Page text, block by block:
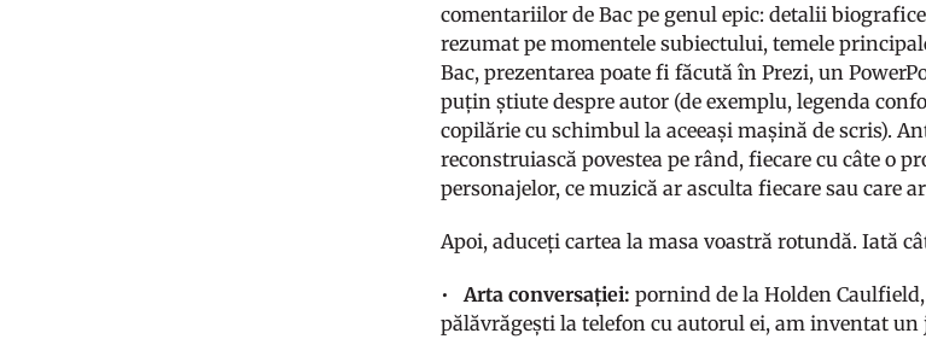
comentariilor de Bac pe genul epic: detalii
rezumat pe momentele subiectului, temele
Bac, prezentarea poate fi făcută în Prezi, un
puțin știute despre autor (de exemplu, legenda
copilărie cu schimbul la aceeași mașină de scris).
reconstruiască povestea pe rând, fiecare cu câte o
personajelor, ce muzică ar asculta fiecare sau care
Apoi, aduceți cartea la masa voastră rotundă. Iată
•Arta conversației: pornind de la Holden
pălăvrăgești la telefon cu autorul ei, am inventat